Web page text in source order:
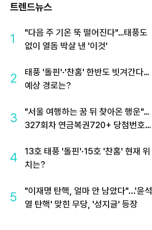
트렌드뉴스
1
"다음 주 기온 뚝 떨어진다"…태풍도
없이 열돔 박살 낸 '이것'
2
태풍 '돌핀'·'찬홈' 한반도 빗겨간다…
예상 경로는?
3
"서울 여행하는 꿈 뒤 찾아온 행운"…
327회차 연금복권720+ 당첨번호조
4
13호 태풍 '돌핀'·15호 '찬홈' 현재 위
치는?
5
"이재명 탄핵, 얼마 안 남았다"...'윤석
열 탄핵' 맞힌 무당, '성지글' 등장